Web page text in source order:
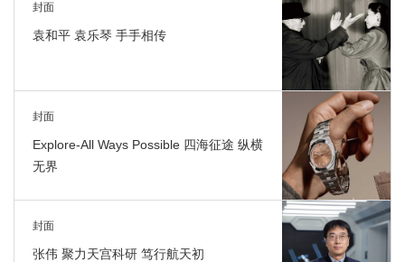
封面
袁和平 袁乐琴 手手相传
封面
Explore-All Ways Possible 四海征途 纵横
无界
封面
张伟 聚力天宫科研 笃行航天初